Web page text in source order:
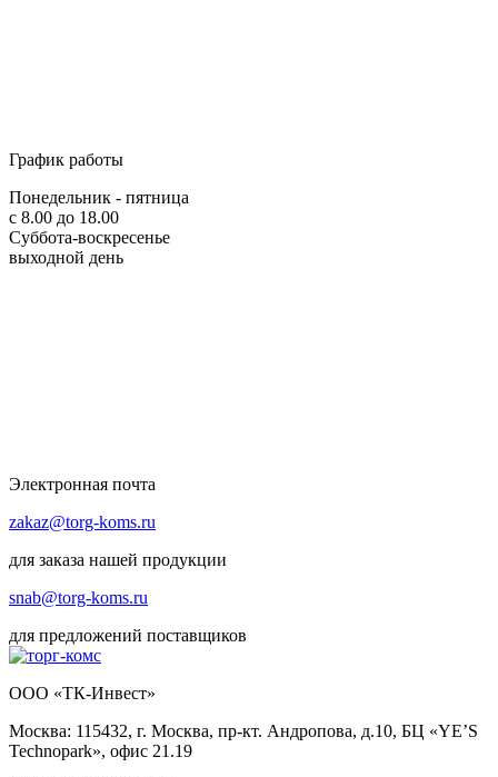
График работы
Понедельник - пятница
с 8.00 до 18.00
Суббота-воскресенье
выходной день
Электронная почта
zakaz@torg-koms.ru
для заказа нашей продукции
snab@torg-koms.ru
для предложений поставщиков
ООО «ТК-Инвест»
Москва: 115432, г. Москва, пр-кт. Андропова, д.10, БЦ «YE’S
Technopark», офис 21.19